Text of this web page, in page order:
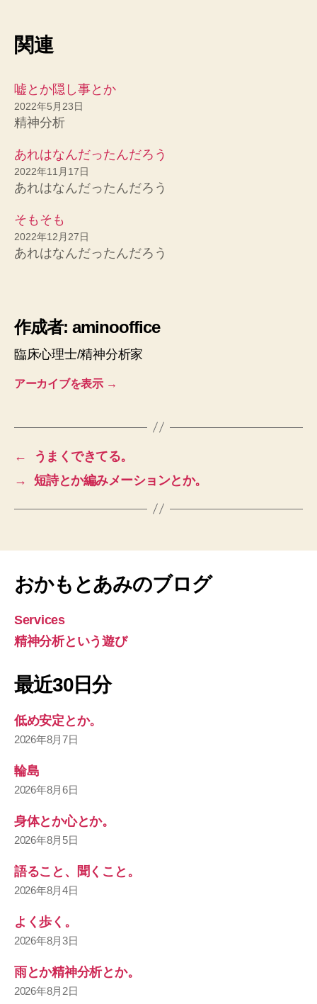
関連
嘘とか隠し事とか
2022年5月23日
精神分析
あれはなんだったんだろう
2022年11月17日
あれはなんだったんだろう
そもそも
2022年12月27日
あれはなんだったんだろう
作成者: aminooffice
臨床心理士/精神分析家
アーカイブを表示 →
←
うまくできてる。
→
短詩とか編みメーションとか。
おかもとあみのブログ
Services
精神分析という遊び
最近30日分
低め安定とか。
2026年8月7日
輪島
2026年8月6日
身体とか心とか。
2026年8月5日
語ること、聞くこと。
2026年8月4日
よく歩く。
2026年8月3日
雨とか精神分析とか。
2026年8月2日